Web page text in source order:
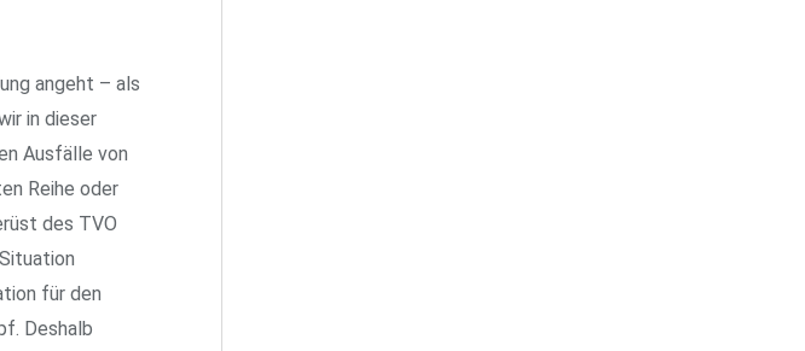
angeht – als
in dieser
Ausfälle von
Reihe oder
des TVO
für den
Deshalb